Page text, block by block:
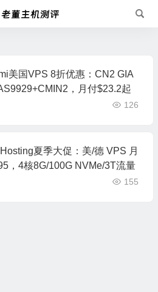
美国VPS 8折优惠：CN2 GIA
，月付$23.2起
126
夏季大促：美/德 VPS 月
，4核8G/100G NVMe/3T流量
155